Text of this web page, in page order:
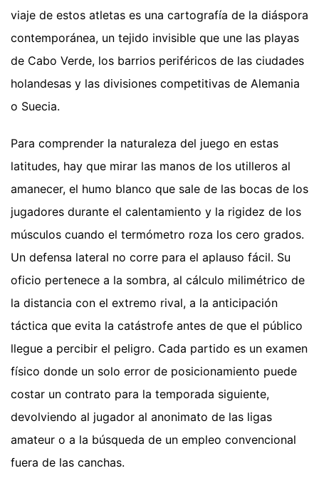
viaje de estos atletas es una cartografía de la diáspora
contemporánea, un tejido invisible que une las playas
de Cabo Verde, los barrios periféricos de las ciudades
holandesas y las divisiones competitivas de Alemania
o Suecia.
Para comprender la naturaleza del juego en estas
latitudes, hay que mirar las manos de los utilleros al
amanecer, el humo blanco que sale de las bocas de los
jugadores durante el calentamiento y la rigidez de los
músculos cuando el termómetro roza los cero grados.
Un defensa lateral no corre para el aplauso fácil. Su
oficio pertenece a la sombra, al cálculo milimétrico de
la distancia con el extremo rival, a la anticipación
táctica que evita la catástrofe antes de que el público
llegue a percibir el peligro. Cada partido es un examen
físico donde un solo error de posicionamiento puede
costar un contrato para la temporada siguiente,
devolviendo al jugador al anonimato de las ligas
amateur o a la búsqueda de un empleo convencional
fuera de las canchas.